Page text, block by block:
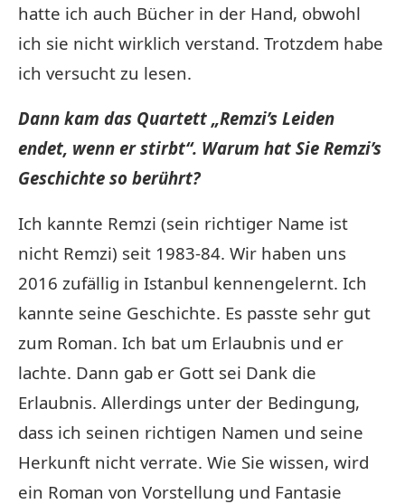
hatte ich auch Bücher in der Hand, obwohl
ich sie nicht wirklich verstand. Trotzdem habe
ich versucht zu lesen.
Dann kam das Quartett „Remzi’s Leiden
endet, wenn er stirbt“. Warum hat Sie Remzi’s
Geschichte so berührt?
Ich kannte Remzi (sein richtiger Name ist
nicht Remzi) seit 1983-84. Wir haben uns
2016 zufällig in Istanbul kennengelernt. Ich
kannte seine Geschichte. Es passte sehr gut
zum Roman. Ich bat um Erlaubnis und er
lachte. Dann gab er Gott sei Dank die
Erlaubnis. Allerdings unter der Bedingung,
dass ich seinen richtigen Namen und seine
Herkunft nicht verrate. Wie Sie wissen, wird
ein Roman von Vorstellung und Fantasie